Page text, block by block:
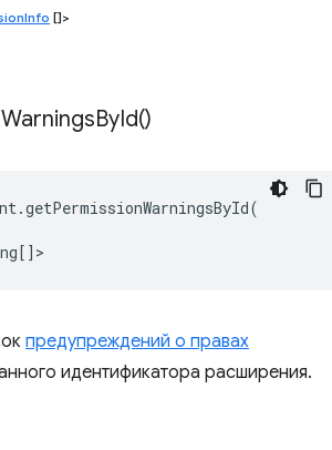
[]>
WarningsById()
.getPermissionWarningsById(
[]>
предупреждений о правах
идентификатора расширения.